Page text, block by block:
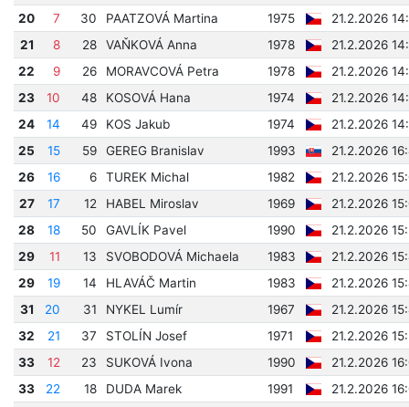
20
7 30 PAATZOVÁ Martina 1975
21.2.2026
21
8 28 VAŇKOVÁ Anna 1978
21.2.2026
22
9 26 MORAVCOVÁ Petra 1978
21.2.2026
23
10 48 KOSOVÁ Hana 1974
21.2.2026
24
14 49 KOS Jakub 1974
21.2.2026
25
15 59 GEREG Branislav 1993
21.2.2026
26
16 6 TUREK Michal 1982
21.2.2026
27
17 12 HABEL Miroslav 1969
21.2.2026
28
18 50 GAVLÍK Pavel 1990
21.2.2026
29
11 13 SVOBODOVÁ Michaela 1983
21.2.2026
29
19 14 HLAVÁČ Martin 1983
21.2.2026
31
20 31 NYKEL Lumír 1967
21.2.2026
32
21 37 STOLÍN Josef 1971
21.2.2026
33
12 23 SUKOVÁ Ivona 1990
21.2.2026
33
22 18 DUDA Marek 1991
21.2.2026